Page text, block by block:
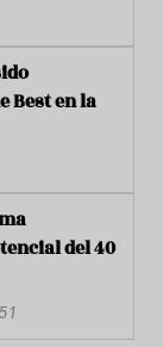
Best en la
del 40